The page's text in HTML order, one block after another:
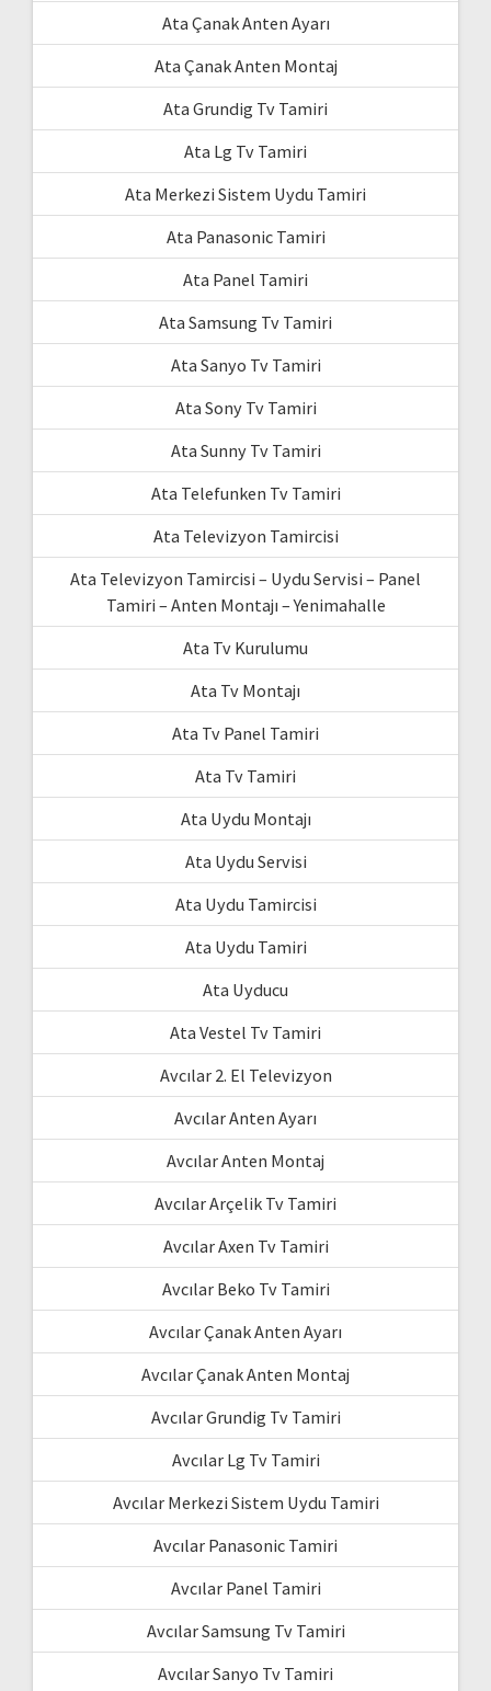
Ata Çanak Anten Ayarı
Ata Çanak Anten Montaj
Ata Grundig Tv Tamiri
Ata Lg Tv Tamiri
Ata Merkezi Sistem Uydu Tamiri
Ata Panasonic Tamiri
Ata Panel Tamiri
Ata Samsung Tv Tamiri
Ata Sanyo Tv Tamiri
Ata Sony Tv Tamiri
Ata Sunny Tv Tamiri
Ata Telefunken Tv Tamiri
Ata Televizyon Tamircisi
Ata Televizyon Tamircisi – Uydu Servisi – Panel
Tamiri – Anten Montajı – Yenimahalle
Ata Tv Kurulumu
Ata Tv Montajı
Ata Tv Panel Tamiri
Ata Tv Tamiri
Ata Uydu Montajı
Ata Uydu Servisi
Ata Uydu Tamircisi
Ata Uydu Tamiri
Ata Uyducu
Ata Vestel Tv Tamiri
Avcılar 2. El Televizyon
Avcılar Anten Ayarı
Avcılar Anten Montaj
Avcılar Arçelik Tv Tamiri
Avcılar Axen Tv Tamiri
Avcılar Beko Tv Tamiri
Avcılar Çanak Anten Ayarı
Avcılar Çanak Anten Montaj
Avcılar Grundig Tv Tamiri
Avcılar Lg Tv Tamiri
Avcılar Merkezi Sistem Uydu Tamiri
Avcılar Panasonic Tamiri
Avcılar Panel Tamiri
Avcılar Samsung Tv Tamiri
Avcılar Sanyo Tv Tamiri